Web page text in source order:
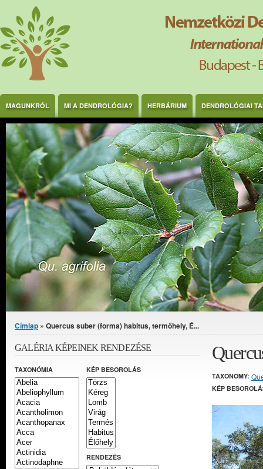
Ugrás a tartalomra
MAGUNKRÓL MI A DENDROLÓGIA? HERBÁRIUM DENDROLÓGIAI
Jelenlegi hely
Címlap » Quercus suber (forma) habitus, termőhely, É...
TAXONOMY:
KÉP
GALÉRIA KÉPEINEK RENDEZÉSE
TAXONÓMIA KÉP BESOROLÁS
RENDEZÉS